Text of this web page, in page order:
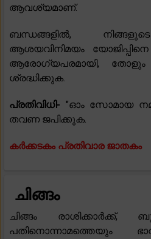
ആവശ്യമാണ്.
ബന്ധങ്ങളിൽ,
ആശയവിനിമയം യോജിപ്പിനെ
ആരോഗ്യപരമായി,
ശ്രദ്ധിക്കുക.
പ്രതിവിധി- "ഓം സോമായ
തവണ ജപിക്കുക.
കർക്കടകം പ്രതിവാര ജാതകം
ചിങ്ങം
ചിങ്ങം രാശിക്കാർക്ക്,
പതിനൊന്നാമത്തെയും